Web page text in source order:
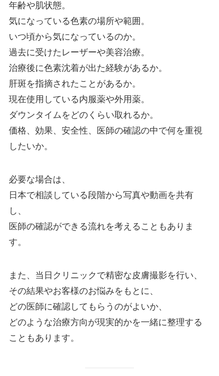
年齢や肌状態。
気になっている色素の場所や範囲。
いつ頃から気になっているのか。
過去に受けたレーザーや美容治療。
治療後に色素沈着が出た経験があるか。
肝斑を指摘されたことがあるか。
現在使用している内服薬や外用薬。
ダウンタイムをどのくらい取れるか。
価格、効果、安全性、医師の確認の中で何を重視
したいか。
必要な場合は、
日本で相談している段階から写真や動画を共有
し、
医師の確認ができる流れを考えることもありま
す。
また、当日クリニックで精密な皮膚撮影を行い、
その結果やお客様のお悩みをもとに、
どの医師に確認してもらうのがよいか、
どのような治療方向が現実的かを一緒に整理する
こともあります。